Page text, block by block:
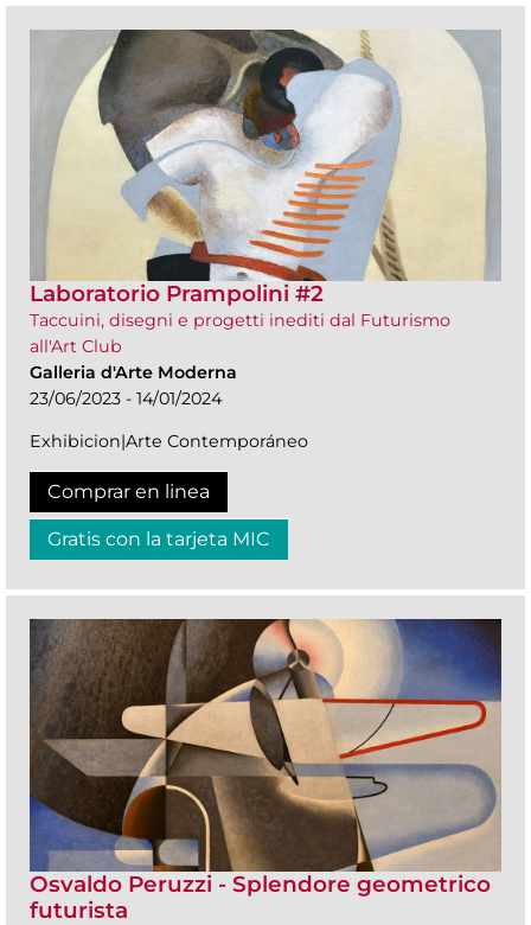
Laboratorio Prampolini #2
Taccuini, disegni e progetti inediti dal Futurismo
all'Art Club
Galleria d'Arte Moderna
23/06/2023 - 14/01/2024
Exhibicion|Arte Contemporáneo
Comprar en linea
Gratis con la tarjeta MIC
Osvaldo Peruzzi - Splendore geometrico
futurista